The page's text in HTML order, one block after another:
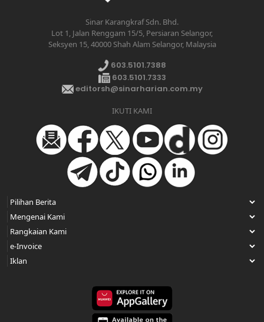
Sinar Karangkraf Sdn. Bhd.
Lot 1, Jalan Renggam 15/5, Persiaran Selangor,
Seksyen 15, 40000 Shah Alam Selangor, Malaysia
603.5101.7388
603.5101.7333
editorsh@sinarharian.com.my
IKUTI KAMI